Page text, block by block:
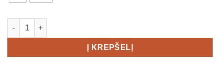
produkto kiekis: BJORN DAEHLIE Kikut stiukė Men's
Į KREPŠELĮ